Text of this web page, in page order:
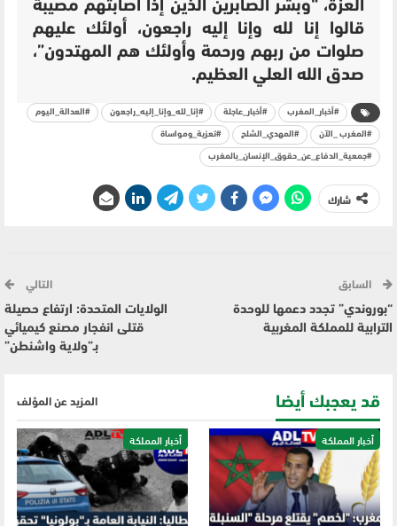
العزة، “وبشر الصابرين الذين إذا أصابتهم مصيبة
قالوا إنا لله وإنا إليه راجعون، أولئك عليهم
صلوات من ربهم ورحمة وأولئك هم المهتدون”،
صدق الله العلي العظيم.
#أخبار_المغرب #أخبار_عاجلة #إنا_لله_وإنا_إليه_راجعون #العدالة_اليوم
#المغرب _الآن #المهدي_الشلح #تعزية_ومواساة
#جمعية_الدفاع_عن_حقوق_الإنسان_بالمغرب
شارك
السابق
“بوروندي” تجدد دعمها للوحدة
الترابية للمملكة المغربية
التالي
الولايات المتحدة: ارتفاع حصيلة
قتلى انفجار مصنع كيميائي
بـ”ولاية واشنطن”
قد يعجبك أيضا المزيد عن المؤلف
أخبار المملكة أخبار المملكة